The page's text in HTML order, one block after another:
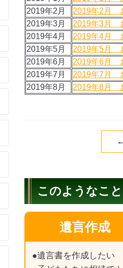
2019年2月
2019年2月
2019年3月
2019年3月
2019年4月
2019年4月
2019年5月
2019年5月
2019年6月
2019年6月
2019年7月
2019年7月
2019年8月
2019年8月
このようなこ
遺言作成
●遺言書を作成したい